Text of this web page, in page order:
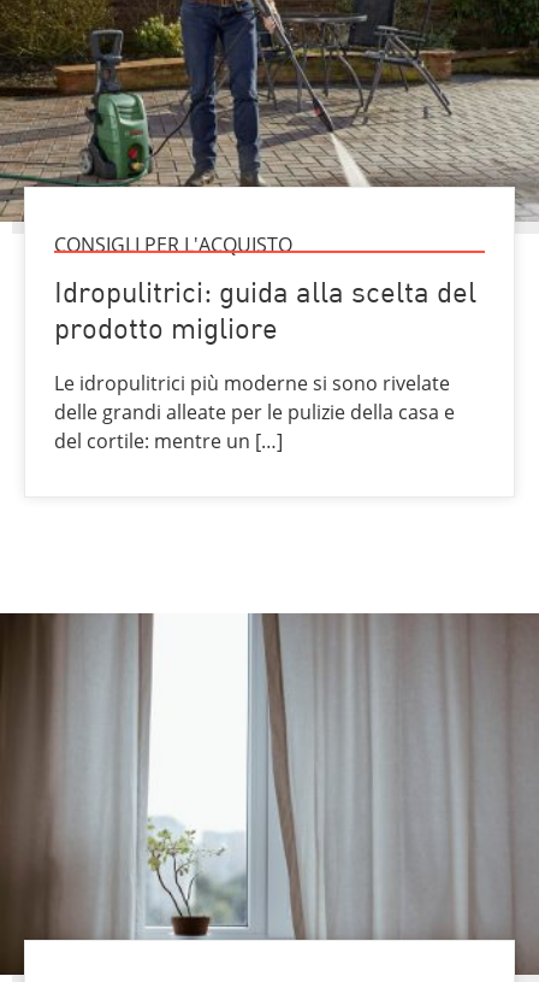
CONSIGLI PER L'ACQUISTO
Idropulitrici: guida alla scelta del
prodotto migliore
Le idropulitrici più moderne si sono rivelate
delle grandi alleate per le pulizie della casa e
del cortile: mentre un […]